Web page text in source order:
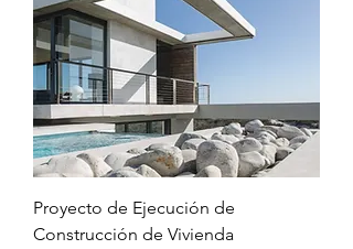
Proyecto de Ejecución de
Construcción de Vivienda